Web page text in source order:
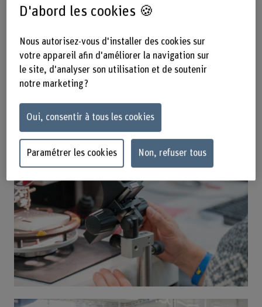
Projets en cours
D'abord les cookies 🍪
Nous autorisez-vous d'installer des cookies sur
votre appareil afin d'améliorer la navigation sur
le site, d'analyser son utilisation et de soutenir
notre marketing ?
Oui, consentir à tous les cookies
Paramétrer les cookies Non, refuser tous